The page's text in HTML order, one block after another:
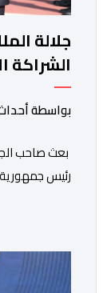
جلالة
الشراكة
والكوت
بواسطة
بعث صاحب
رئيس جمهورية
متمنيات
ومما جاء في